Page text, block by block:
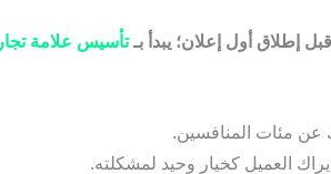
قبل إطلاق أول إعلان؛ يبدأ بـتأسيس علامة
عن مئات المنافسين.
العميل كخيار وحيد لمشكلته.